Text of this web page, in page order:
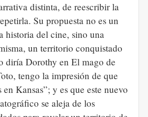
distinta, de reescribir la
Su propuesta no es un
historia del cine, sino una
un territorio conquistado
diría Dorothy en El mago de
tengo la impresión de que
en Kansas”; y es que este nuevo
se aleja de los